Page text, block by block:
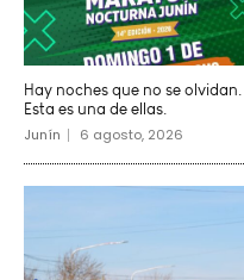
Hay noches que no se olvidan.
Esta es una de ellas.
Junín 6 agosto, 2026